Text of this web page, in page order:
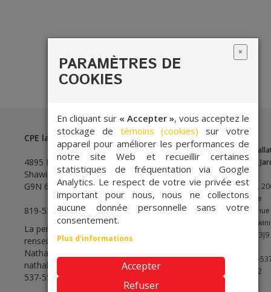
CPE la Bottine Souriante
4895 Boulevard de Shawinigan-Sud
Shawinigan-Sud, Quebec
G9N 6T5
819-537-5542
La personne responsable de la protection des
renseignements personnels est Madame
Nathalie Pratte :
nathalie.pratte@cpebottinesouriante.com
537-5542 poste 223
Installation
Les Amis
400, 206
ième
avenue
819-537-
Des
383,
ième
avenue
G9T3J9
819-
5542
×
PARAMÈTRES DE
COOKIES
En cliquant sur « Accepter », vous acceptez le
stockage de témoins (cookies) sur votre
appareil pour améliorer les performances de
notre site Web et recueillir certaines
statistiques de fréquentation via Google
Analytics. Le respect de votre vie privée est
important pour nous, nous ne collectons
aucune donnée personnelle sans votre
consentement.
Plus d'informations
Accepter
Refuser